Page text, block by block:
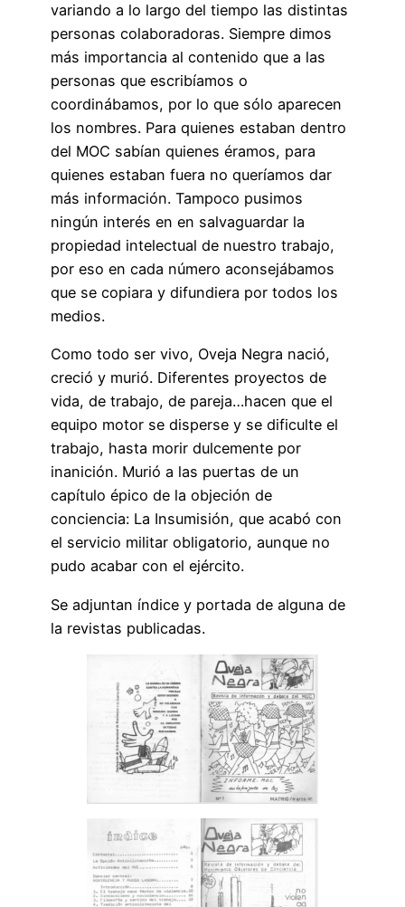
variando a lo largo del tiempo las distintas
personas colaboradoras. Siempre dimos
más importancia al contenido que a las
personas que escribíamos o
coordinábamos, por lo que sólo aparecen
los nombres. Para quienes estaban dentro
del MOC sabían quienes éramos, para
quienes estaban fuera no queríamos dar
más información. Tampoco pusimos
ningún interés en en salvaguardar la
propiedad intelectual de nuestro trabajo,
por eso en cada número aconsejábamos
que se copiara y difundiera por todos los
medios.
Como todo ser vivo, Oveja Negra nació,
creció y murió. Diferentes proyectos de
vida, de trabajo, de pareja…hacen que el
equipo motor se disperse y se dificulte el
trabajo, hasta morir dulcemente por
inanición. Murió a las puertas de un
capítulo épico de la objeción de
conciencia: La Insumisión, que acabó con
el servicio militar obligatorio, aunque no
pudo acabar con el ejército.
Se adjuntan índice y portada de alguna de
la revistas publicadas.